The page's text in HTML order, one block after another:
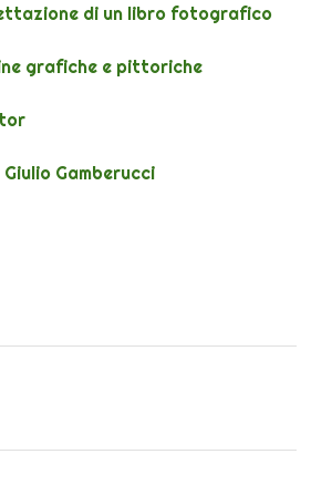
di un libro fotografico
grafiche e pittoriche
Giulio Gamberucci